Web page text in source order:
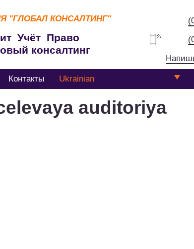
"ГЛОБАЛ КОНСАЛТИНГ"
Учёт Право
консалтинг
Контакты Ukrainian
auditoriya